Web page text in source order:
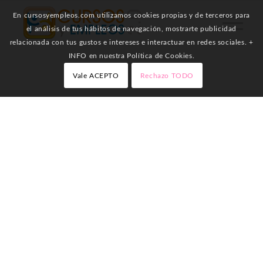
En cursosyempleos.com utilizamos cookies propias y de terceros para
el análisis de tus hábitos de navegación, mostrarte publicidad
relacionada con tus gustos e intereses e interactuar en redes sociales. +
INFO en nuestra Política de Cookies.
Vale ACEPTO Rechazo TODO